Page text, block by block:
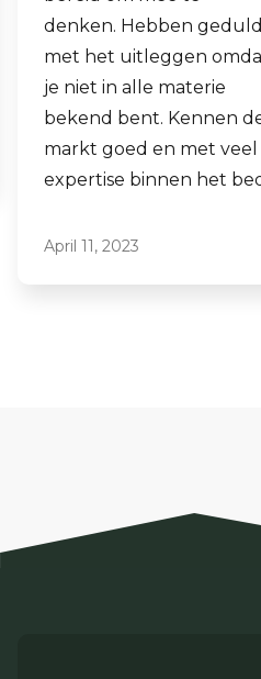
woonboerderij verkocht
via hen en later een
goede aankoop gedaan
met ze na goed advies.
July 13, 2020